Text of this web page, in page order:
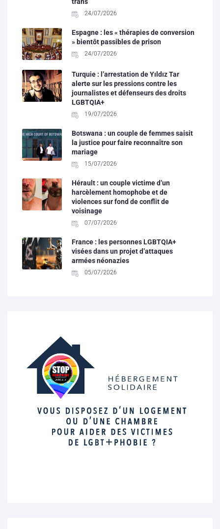
trans
24/07/2026
Espagne : les « thérapies de conversion
» bientôt passibles de prison
24/07/2026
Turquie : l’arrestation de Yıldız Tar
alerte sur les pressions contre les
journalistes et défenseurs des droits
LGBTQIA+
19/07/2026
Botswana : un couple de femmes saisit
la justice pour faire reconnaître son
mariage
15/07/2026
Hérault : un couple victime d’un
harcèlement homophobe et de
violences sur fond de conflit de
voisinage
07/07/2026
France : les personnes LGBTQIA+
visées dans un projet d’attaques
armées néonazies
05/07/2026